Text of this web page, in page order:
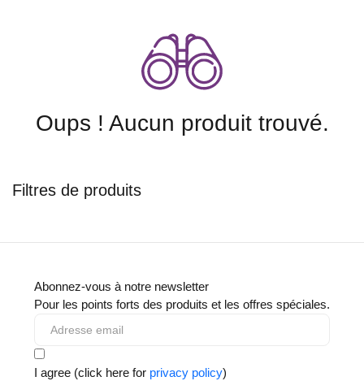
Filtres de produits
Oups ! Aucun produit trouvé.
Abonnez-vous à notre newsletter
Pour les points forts des produits et les offres spéciales.
I agree (click here for privacy policy)